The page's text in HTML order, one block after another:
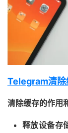
Telegram清除
清除缓存的作用
释放设备存